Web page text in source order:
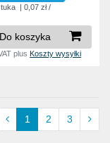
| 0,07 zł /
Do koszyka
plusKoszty wysyłki
1 2 3